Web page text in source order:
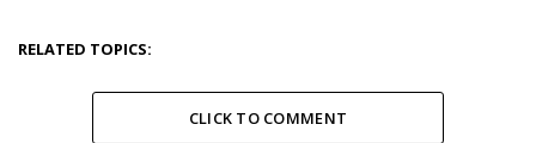
RELATED TOPICS:
CLICK TO COMMENT